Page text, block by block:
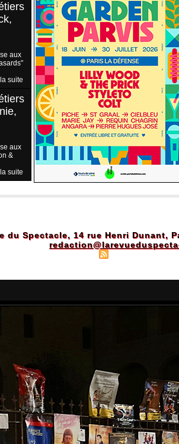
aux
suite
aux
&
suite
du Spectacle, 14 rue Henri Dunant,